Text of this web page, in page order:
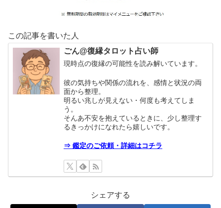
この記事を書いた人
ごん@復縁タロット占い師
現時点の復縁の可能性を読み解いています。
彼の気持ちや関係の流れを、感情と状況の両
面から整理。
明るい兆しが見えない・何度も考えてしま
う。
そんあ不安を抱えているときに、少し整理す
るきっかけになれたら嬉しいです。
⇒ 鑑定のご依頼・詳細はコチラ
シェアする